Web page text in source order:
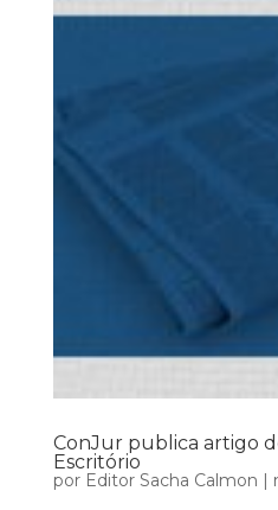
ConJur publica artigo
Escritório
por Editor Sacha Calmon